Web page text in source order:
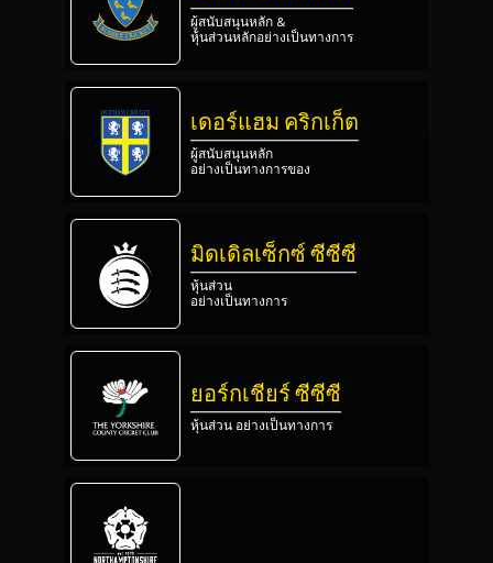
ผู้สนับสนุนหลัก &
หุ้นส่วนหลักอย่างเป็นทางการ
เดอร์แฮม คริกเก็ต
ผู้สนับสนุนหลัก
อย่างเป็นทางการของ
มิดเดิลเซ็กซ์ ซีซีซี
หุ้นส่วน
อย่างเป็นทางการ
ยอร์กเชียร์ ซีซีซี
หุ้นส่วน อย่างเป็นทางการ